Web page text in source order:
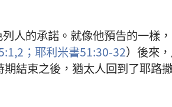
人的承諾。就像他預告的一樣
； 耶利米書51:30-32）後來
結束之後，猶太人回到了耶路